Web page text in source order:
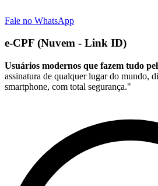
Fale no WhatsApp
e-CPF (Nuvem - Link ID)
Usuários modernos que fazem tudo
assinatura de qualquer lugar do mundo,
smartphone, com total segurança."